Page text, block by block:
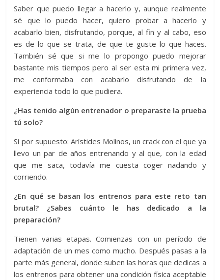
Saber que puedo llegar a hacerlo y, aunque realmente
sé que lo puedo hacer, quiero probar a hacerlo y
acabarlo bien, disfrutando, porque, al fin y al cabo, eso
es de lo que se trata, de que te guste lo que haces.
También sé que si me lo propongo puedo mejorar
bastante mis tiempos pero al ser esta mi primera vez,
me conformaba con acabarlo disfrutando de la
experiencia todo lo que pudiera.
¿Has tenido algún entrenador o preparaste la prueba
tú solo?
Sí por supuesto: Arístides Molinos, un crack con el que ya
llevo un par de años entrenando y al que, con la edad
que me saca, todavía me cuesta coger nadando y
corriendo.
¿En qué se basan los entrenos para este reto tan
brutal? ¿Sabes cuánto le has dedicado a la
preparación?
Tienen varias etapas. Comienzas con un período de
adaptación de un mes como mucho. Después pasas a la
parte más general, donde suben las horas que dedicas a
los entrenos para obtener una condición física aceptable